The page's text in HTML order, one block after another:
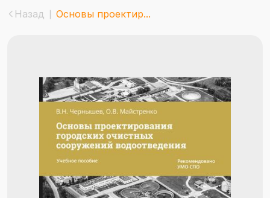
Назад Основы проектир...